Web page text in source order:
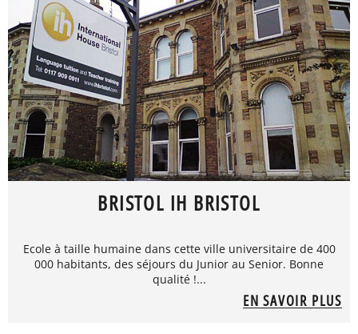
BRISTOL IH BRISTOL
Ecole à taille humaine dans cette ville universitaire de 400
000 habitants, des séjours du Junior au Senior. Bonne
qualité !...
EN SAVOIR PLUS